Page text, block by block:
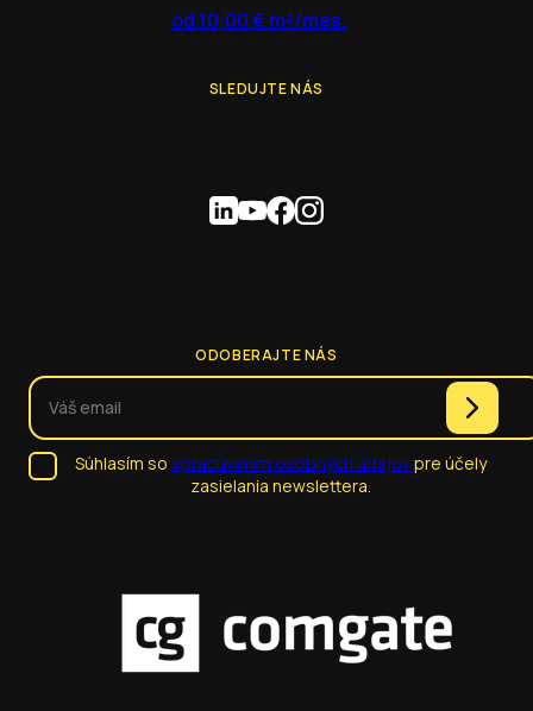
od 10,00 € m²/mes.
SLEDUJTE NÁS
ODOBERAJTE NÁS
Súhlasím so spracúvaním osobných údajovpre účely
zasielania newslettera.